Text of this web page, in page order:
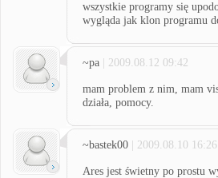
wszystkie programy się
wygląda jak klon programu
~pa | 2009.08.12 09:42
mam problem z nim, mam
działa, pomocy.
~bastek00 | 2009.08.10 16:26
Ares jest świetny po prostu